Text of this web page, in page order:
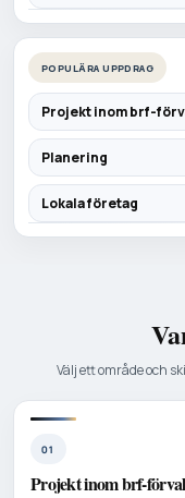
POPULÄRA UPPDRAG
Projekt inom brf-
Planering
Lokala företag
Välj ett område och
01
Projekt inom brf-